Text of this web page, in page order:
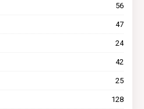
56
47
24
42
25
128